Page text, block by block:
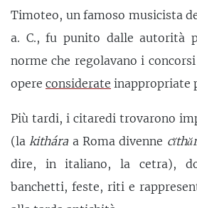
Timoteo, un famoso musicista
a. C., fu punito dalle autorità
norme che regolavano i
opere considerate inappropriate
Più tardi, i citaredi trovarono
(lakitháraa Roma divenne
dire, in italiano, la cetra),
banchetti, feste, riti e